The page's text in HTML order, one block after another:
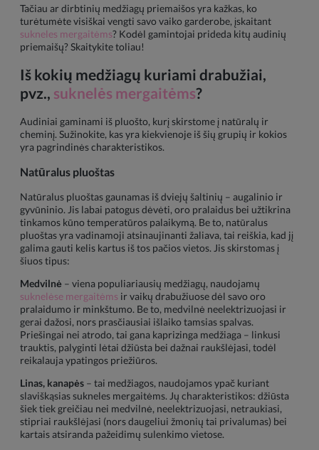
Tačiau ar dirbtinių medžiagų priemaišos yra kažkas, ko
turėtumėte visiškai vengti savo vaiko garderobe, įskaitant
sukneles mergaitėms? Kodėl gamintojai prideda kitų audinių
priemaišų? Skaitykite toliau!
Iš kokių medžiagų kuriami drabužiai,
pvz., suknelės mergaitėms?
Audiniai gaminami iš pluošto, kurį skirstome į natūralų ir
cheminį. Sužinokite, kas yra kiekvienoje iš šių grupių ir kokios
yra pagrindinės charakteristikos.
Natūralus pluoštas
Natūralus pluoštas gaunamas iš dviejų šaltinių – augalinio ir
gyvūninio. Jis labai patogus dėvėti, oro pralaidus bei užtikrina
tinkamos kūno temperatūros palaikymą. Be to, natūralus
pluoštas yra vadinamoji atsinaujinanti žaliava, tai reiškia, kad jį
galima gauti kelis kartus iš tos pačios vietos. Jis skirstomas į
šiuos tipus:
Medvilnė – viena populiariausių medžiagų, naudojamų
suknelėse mergaitėms ir vaikų drabužiuose dėl savo oro
pralaidumo ir minkštumo. Be to, medvilnė neelektrizuojasi ir
gerai dažosi, nors prasčiausiai išlaiko tamsias spalvas.
Priešingai nei atrodo, tai gana kaprizinga medžiaga – linkusi
trauktis, palyginti lėtai džiūsta bei dažnai raukšlėjasi, todėl
reikalauja ypatingos priežiūros.
Linas, kanapės – tai medžiagos, naudojamos ypač kuriant
slaviškąsias sukneles mergaitėms. Jų charakteristikos: džiūsta
šiek tiek greičiau nei medvilnė, neelektrizuojasi, netraukiasi,
stipriai raukšlėjasi (nors daugeliui žmonių tai privalumas) bei
kartais atsiranda pažeidimų sulenkimo vietose.